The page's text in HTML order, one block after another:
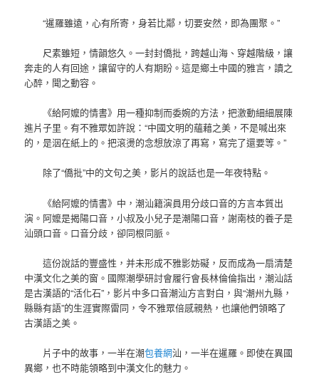
“暹羅雖遠，心有所寄，身若比鄰，切要安然，即為團聚。”
尺素雖短，情韻悠久。一封封僑批，跨越山海、穿越階級，讓
奔走的人有回途，讓留守的人有期盼。這是鄉土中國的雅言，讀之
心醉，聞之動容。
《給阿嬤的情書》用一種抑制而委婉的方法，把激動細細展陳
進片子里。有不雅眾如許說：“中國文明的蘊藉之美，不是喊出來
的，是洇在紙上的。把滾燙的念想放涼了再寫，寫完了還要等。”
除了“僑批”中的文句之美，影片的說話也是一年夜特點。
《給阿嬤的情書》中，潮汕籍演員用分歧口音的方言本質出
演。阿嬤是揭陽口音，小叔及小兒子是潮陽口音，謝南枝的養子是
汕頭口音。口音分歧，卻同根同脈。
這份說話的豐盛性，并未形成不雅影妨礙，反而成為一扇清楚
中漢文化之美的窗。國際潮學研討會履行會長林倫倫指出，潮汕話
是古漢語的“活化石”，影片中多口音潮汕方言對白，與“潮州九縣，
縣縣有語”的生涯實際雷同，令不雅眾倍感親熱，也讓他們領略了
古漢語之美。
片子中的故事，一半在潮包養網汕，一半在暹羅。即使在異國
異鄉，也不時能領略到中漢文化的魅力。